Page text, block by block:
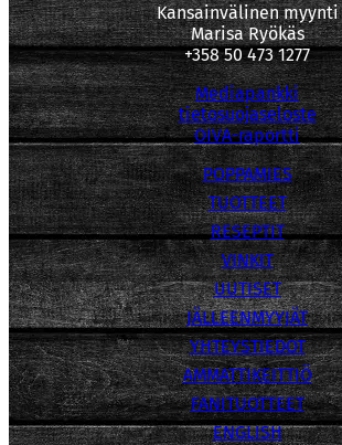
Kansainvälinen myynti
Marisa Ryökäs
+358 50 473 1277
Mediapankki
tietosuojaseloste
OIVA-raportti
POPPAMIES
TUOTTEET
RESEPTIT
VINKIT
UUTISET
JÄLLEENMYYJÄT
YHTEYSTIEDOT
AMMATTIKEITTIÖ
FANITUOTTEET
ENGLISH